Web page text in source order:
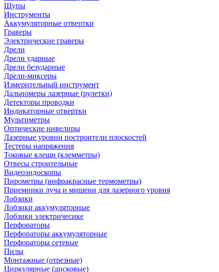
Щупы
Инструменты
Аккумуляторные отвертки
Граверы
Электрические граверы
Дрели
Дрели ударные
Дрели безударные
Дрели-миксеры
Измерительный инструмент
Дальномеры лазерные (рулетки)
Детекторы проводки
Индикаторные отвертки
Мультиметры
Оптические нивелиры
Лазерные уровни построители плоскостей
Тестеры напряжения
Токовые клещи (клемметры)
Отвесы строительные
Видеоэндоскопы
Пирометры (инфракрасные термометры)
Приемники луча и мишени для лазерного уровня
Лобзики
Лобзики аккумуляторные
Лобзики электричесике
Перфораторы
Перфораторы аккумуляторные
Перфораторы сетевые
Пилы
Монтажные (отрезные)
Циркулярные (дисковые)